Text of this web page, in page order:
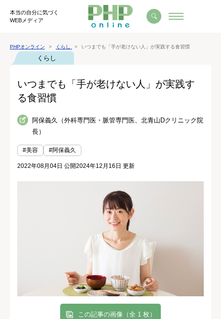
本当の自分に気づく
WEBメディア
PHPオンライン くらし いつまでも「手が老けない人」が実践する食習慣
くらし
いつまでも「手が老けない人」が実践す
る食習慣
阿保義久（外科専門医・脈管専門医、北青山Dクリニック院
長）
#美容 #阿保義久
2022年08月04日 公開2024年12月16日 更新
この記事の画像（全 1 枚）